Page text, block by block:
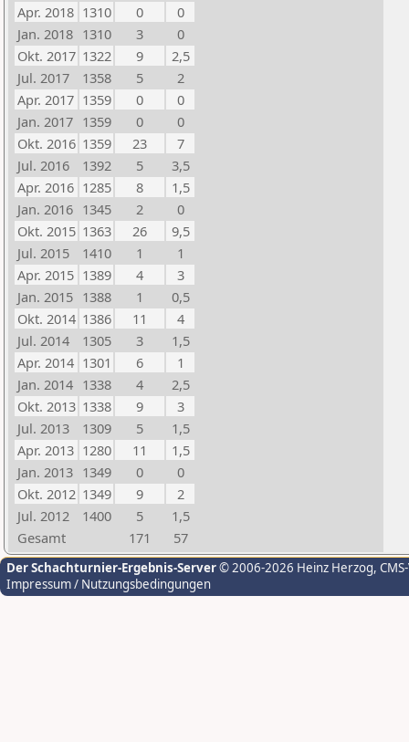
Apr. 2018 1310 0
0
Jan. 2018 1310 3
0
Okt. 2017 1322 9
2,5
Jul. 2017
1358 5
2
Apr. 2017 1359 0
0
Jan. 2017 1359 0
0
Okt. 2016 1359 23
7
Jul. 2016
1392 5
3,5
Apr. 2016 1285 8
1,5
Jan. 2016 1345 2
0
Okt. 2015 1363 26
9,5
Jul. 2015
1410 1
1
Apr. 2015 1389 4
3
Jan. 2015 1388 1
0,5
Okt. 2014 1386 11
4
Jul. 2014
1305 3
1,5
Apr. 2014 1301 6
1
Jan. 2014 1338 4
2,5
Okt. 2013 1338 9
3
Jul. 2013
1309 5
1,5
Apr. 2013 1280 11
1,5
Jan. 2013 1349 0
0
Okt. 2012 1349 9
2
Jul. 2012
1400 5
1,5
Gesamt
171 57
Der Schachturnier-Ergebnis-Server© 2006-2026 Heinz Herzog,
Impressum / Nutzungsbedingungen